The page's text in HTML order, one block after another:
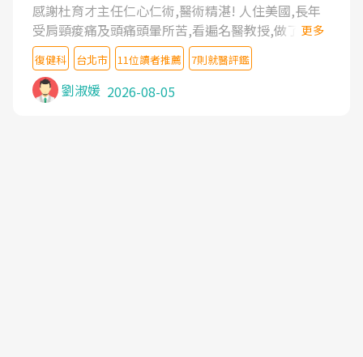
感謝杜育才主任仁心仁術,醫術精湛! 人住美國,長年
受肩頸痠痛及頭痛頭暈所苦,看遍名醫教授,做了各種
檢查,也嘗試過西醫打針,中醫針灸及物理徒手治療都
沒有用,後來連吃到嗎啡類止痛藥都效果有限,只是壓
症狀,沒多久就痛起來,多年失眠嚴重影響生活品質.
台灣親友介紹忠孝醫院杜育才主任是頸頭症候群專
更多
復健科 台北市 11位讀者推薦 7則就醫評鑑
劉淑媛 2026-08-05